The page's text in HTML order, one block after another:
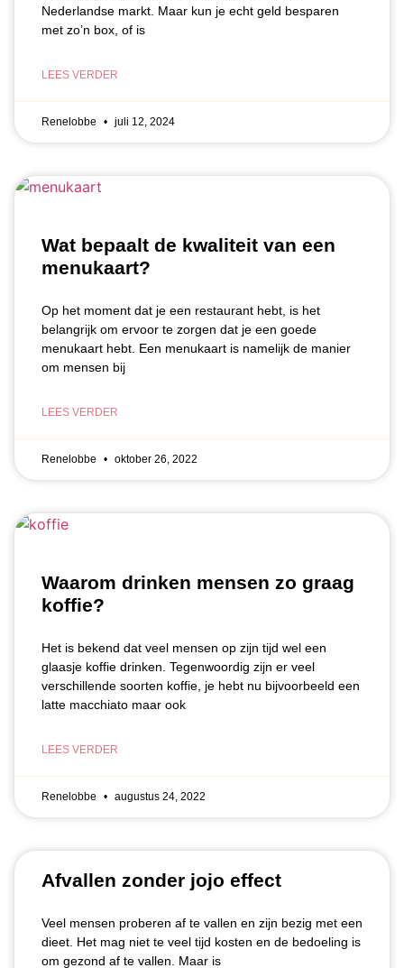
Nederlandse markt. Maar kun je echt geld besparen
met zo’n box, of is
LEES VERDER
Renelobbe juli 12, 2024
Wat bepaalt de kwaliteit van een
menukaart?
Op het moment dat je een restaurant hebt, is het
belangrijk om ervoor te zorgen dat je een goede
menukaart hebt. Een menukaart is namelijk de manier
om mensen bij
LEES VERDER
Renelobbe oktober 26, 2022
Waarom drinken mensen zo graag
koffie?
Het is bekend dat veel mensen op zijn tijd wel een
glaasje koffie drinken. Tegenwoordig zijn er veel
verschillende soorten koffie, je hebt nu bijvoorbeeld een
latte macchiato maar ook
LEES VERDER
Renelobbe augustus 24, 2022
Afvallen zonder jojo effect
Veel mensen proberen af te vallen en zijn bezig met een
dieet. Het mag niet te veel tijd kosten en de bedoeling is
om gezond af te vallen. Maar is